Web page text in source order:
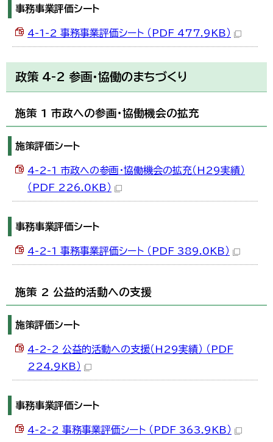
繁體中文
事務事業評価シート
4-1-2 事務事業評価シート （PDF 477.9KB）
政策 4-2 参画・協働のまちづくり
施策 1 市政への参画・協働機会の拡充
施策評価シート
4-2-1 市政への参画・協働機会の拡充（H29実績）
（PDF 226.0KB）
事務事業評価シート
4-2-1 事務事業評価シート （PDF 389.0KB）
施策 2 公益的活動への支援
施策評価シート
4-2-2 公益的活動への支援（H29実績） （PDF
224.9KB）
事務事業評価シート
4-2-2 事務事業評価シート （PDF 363.9KB）